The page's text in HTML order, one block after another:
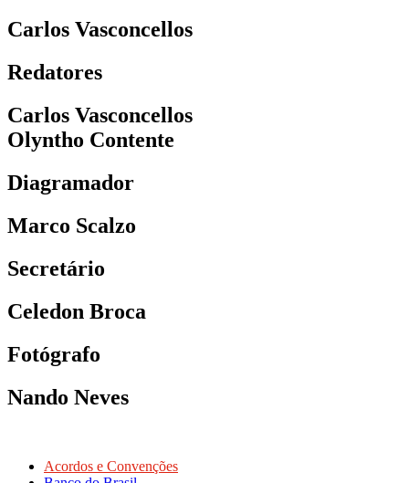
Carlos Vasconcellos
Redatores
Carlos Vasconcellos
Olyntho Contente
Diagramador
Marco Scalzo
Secretário
Celedon Broca
Fotógrafo
Nando Neves
Acordos e Convenções